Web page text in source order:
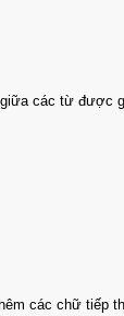
các từ được
các chữ tiếp